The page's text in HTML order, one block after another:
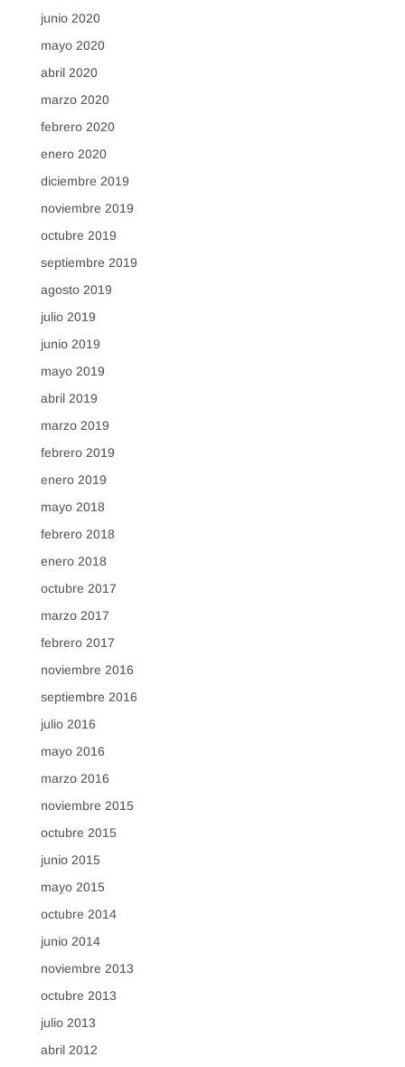
junio 2020
mayo 2020
abril 2020
marzo 2020
febrero 2020
enero 2020
diciembre 2019
noviembre 2019
octubre 2019
septiembre 2019
agosto 2019
julio 2019
junio 2019
mayo 2019
abril 2019
marzo 2019
febrero 2019
enero 2019
mayo 2018
febrero 2018
enero 2018
octubre 2017
marzo 2017
febrero 2017
noviembre 2016
septiembre 2016
julio 2016
mayo 2016
marzo 2016
noviembre 2015
octubre 2015
junio 2015
mayo 2015
octubre 2014
junio 2014
noviembre 2013
octubre 2013
julio 2013
abril 2012